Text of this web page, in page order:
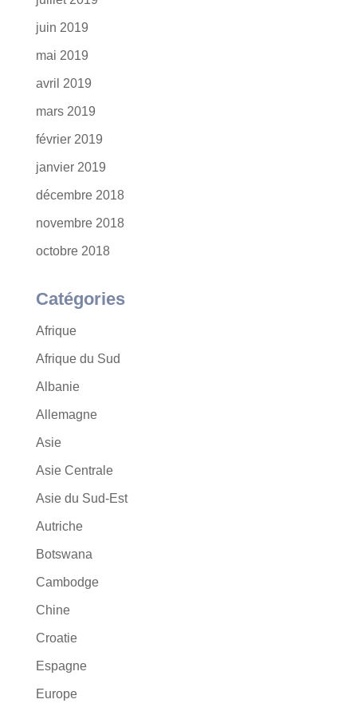
juin 2019
mai 2019
avril 2019
mars 2019
février 2019
janvier 2019
décembre 2018
novembre 2018
octobre 2018
Catégories
Afrique
Afrique du Sud
Albanie
Allemagne
Asie
Asie Centrale
Asie du Sud-Est
Autriche
Botswana
Cambodge
Chine
Croatie
Espagne
Europe